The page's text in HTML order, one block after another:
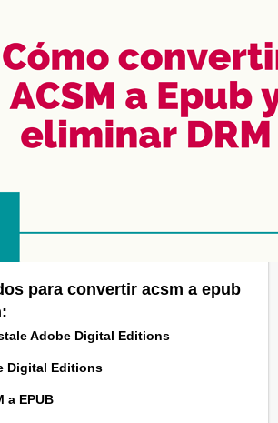
para convertir acsm a epub
Adobe Digital Editions
Digital Editions
a EPUB